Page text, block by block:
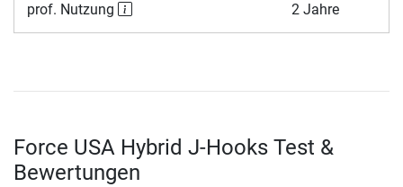
prof. Nutzung 2 Jahre
Force USA Hybrid J-Hooks Test &
Bewertungen